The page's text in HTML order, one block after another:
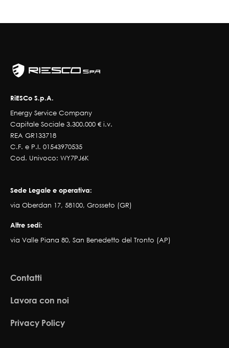
RiESCo S.p.A.
Energy Service Company
Capitale Sociale 3.300.000 € i.v.
REA GR133718
C.F. e P.I. 01543970535
Cod. Univoco: WY7PJ6K
Sede Legale e operativa:
via Oberdan 17, 58100, Grosseto (GR)
Altre sedi:
via Valle Piana 80, San Benedetto del Tronto (AP)
Contatti
Lavora con noi
Privacy Policy